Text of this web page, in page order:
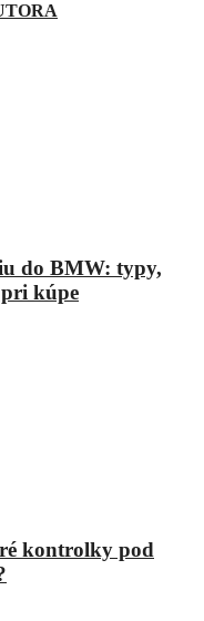
do BMW: typy,
pri kúpe
kontrolky pod